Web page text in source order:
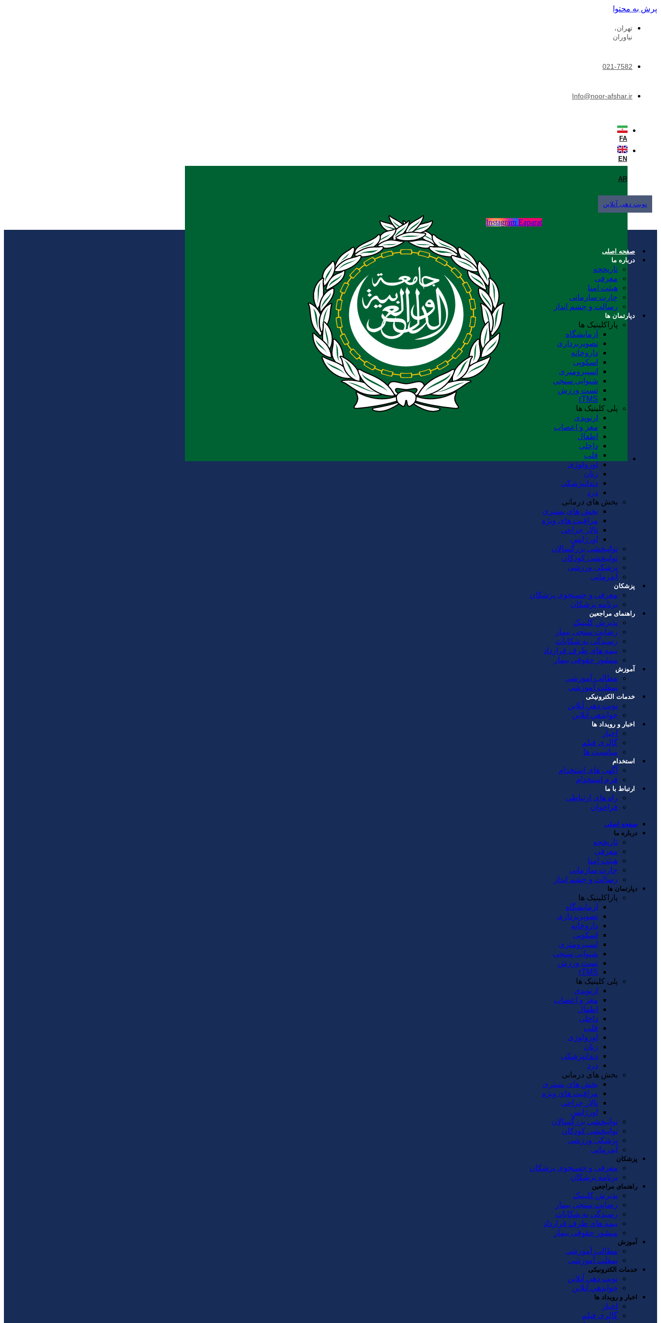
پرش به محتوا
تهران،
نیاوران
021-7582
Info@noor-afshar.ir
FA
EN
AR
نوبت دهی آنلاین
Instagram Eaparat
صفحه اصلی
درباره ما
تاریخچه
معرفی
هیئت امنا
چارت سازمانی
رسالت و چشم انداز
دپارتمان ها
پاراکلینیک ها
آزمایشگاه
تصویربرداری
داروخانه
اسکوپی
اسپیرومتری
شنوایی سنجی
تست ورزش
rTMS
پلی کلینیک ها
ارتوپدی
مغز و اعصاب
اطفال
داخلی
قلب
اورولوژی
زنان
دندانپزشکی
درد
بخش های درمانی
بخش های بستری
مراقبت های ویژه
تالار جراحی
اورژانس
توانبخشی بزرگسالان
توانبخشی کودکان
پزشکی ورزشی
آبدرمانی
پزشکان
معرفی و جستجوی پزشکان
برنامه پزشکان
راهنمای مراجعین
پذیرش کلینیک
رضایت سنجی بیمار
رسیدگی به شکایات
بیمه های طرف قرارداد
منشور حقوقی بیمار
آموزش
مطالب آموزشی
پمفلت آموزشی
خدمات الکترونیکی
نوبت دهی آنلاین
جوابدهي آنلاين
اخبار و رویداد ها
اخبار
گالری فیلم
مناسبت ها
استخدام
آگهی های استخدام
فرم استخدام
ارتباط با ما
راه های ارتباطی
فراخوان
صفحه اصلی
درباره ما
تاریخچه
معرفی
هیئت امنا
چارت سازمانی
رسالت و چشم انداز
دپارتمان ها
پاراکلینیک ها
آزمایشگاه
تصویربرداری
داروخانه
اسکوپی
اسپیرومتری
شنوایی سنجی
تست ورزش
rTMS
پلی کلینیک ها
ارتوپدی
مغز و اعصاب
اطفال
داخلی
قلب
اورولوژی
زنان
دندانپزشکی
درد
بخش های درمانی
بخش های بستری
مراقبت های ویژه
تالار جراحی
اورژانس
توانبخشی بزرگسالان
توانبخشی کودکان
پزشکی ورزشی
آبدرمانی
پزشکان
معرفی و جستجوی پزشکان
برنامه پزشکان
راهنمای مراجعین
پذیرش کلینیک
رضایت سنجی بیمار
رسیدگی به شکایات
بیمه های طرف قرارداد
منشور حقوقی بیمار
آموزش
مطالب آموزشی
پمفلت آموزشی
خدمات الکترونیکی
نوبت دهی آنلاین
جوابدهي آنلاين
اخبار و رویداد ها
اخبار
گالری فیلم